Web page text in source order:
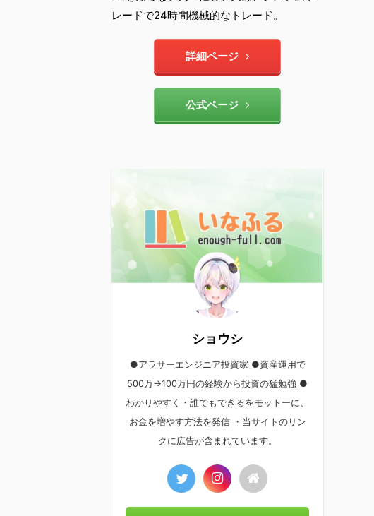
レードで24時間機械的なトレード。
詳細ページ
公式ページ
ショウシ
●アラサーエンジニア投資家 ●資産運用で
500万→100万円の経験から投資の猛勉強 ●
わかりやすく・誰でもできるをモットーに、
お金を増やす方法を発信 ・当サイトのリン
クに広告が含まれています。